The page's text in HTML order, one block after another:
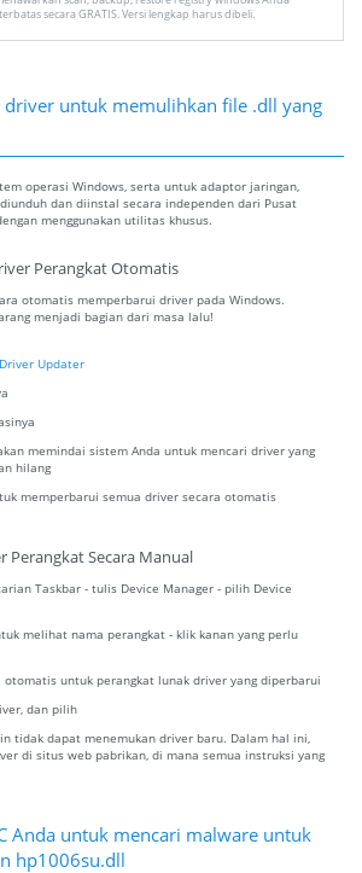
secara GRATIS. Versi lengkap harus dibeli.
driver untuk memulihkan file .dll yang
operasi Windows, serta untuk adaptor jaringan,
dan diinstal secara independen dari Pusat
menggunakan utilitas khusus.
Perangkat Otomatis
otomatis memperbarui driver pada Windows.
menjadi bagian dari masa lalu!
Updater
memindai sistem Anda untuk mencari driver yang
hilang
memperbarui semua driver secara otomatis
Perangkat Secara Manual
Taskbar - tulis Device Manager - pilih Device
melihat nama perangkat - klik kanan yang perlu
otomatis untuk perangkat lunak driver yang diperbarui
dan pilih
tidak dapat menemukan driver baru. Dalam hal ini,
di situs web pabrikan, di mana semua instruksi yang
Anda untuk mencari malware untuk
hp1006su.dll